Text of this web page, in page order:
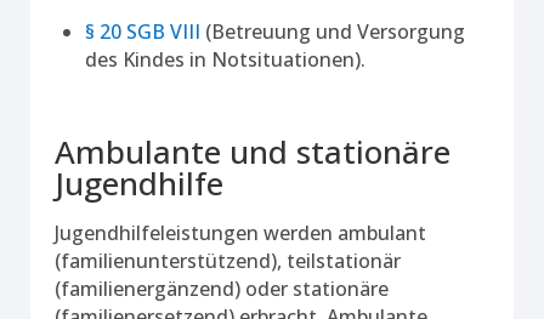
§ 20 SGB VIII (Betreuung und Versorgung
des Kindes in Notsituationen).
Ambulante und stationäre
Jugendhilfe
Jugendhilfeleistungen werden ambulant
(familienunterstützend), teilstationär
(familienergänzend) oder stationäre